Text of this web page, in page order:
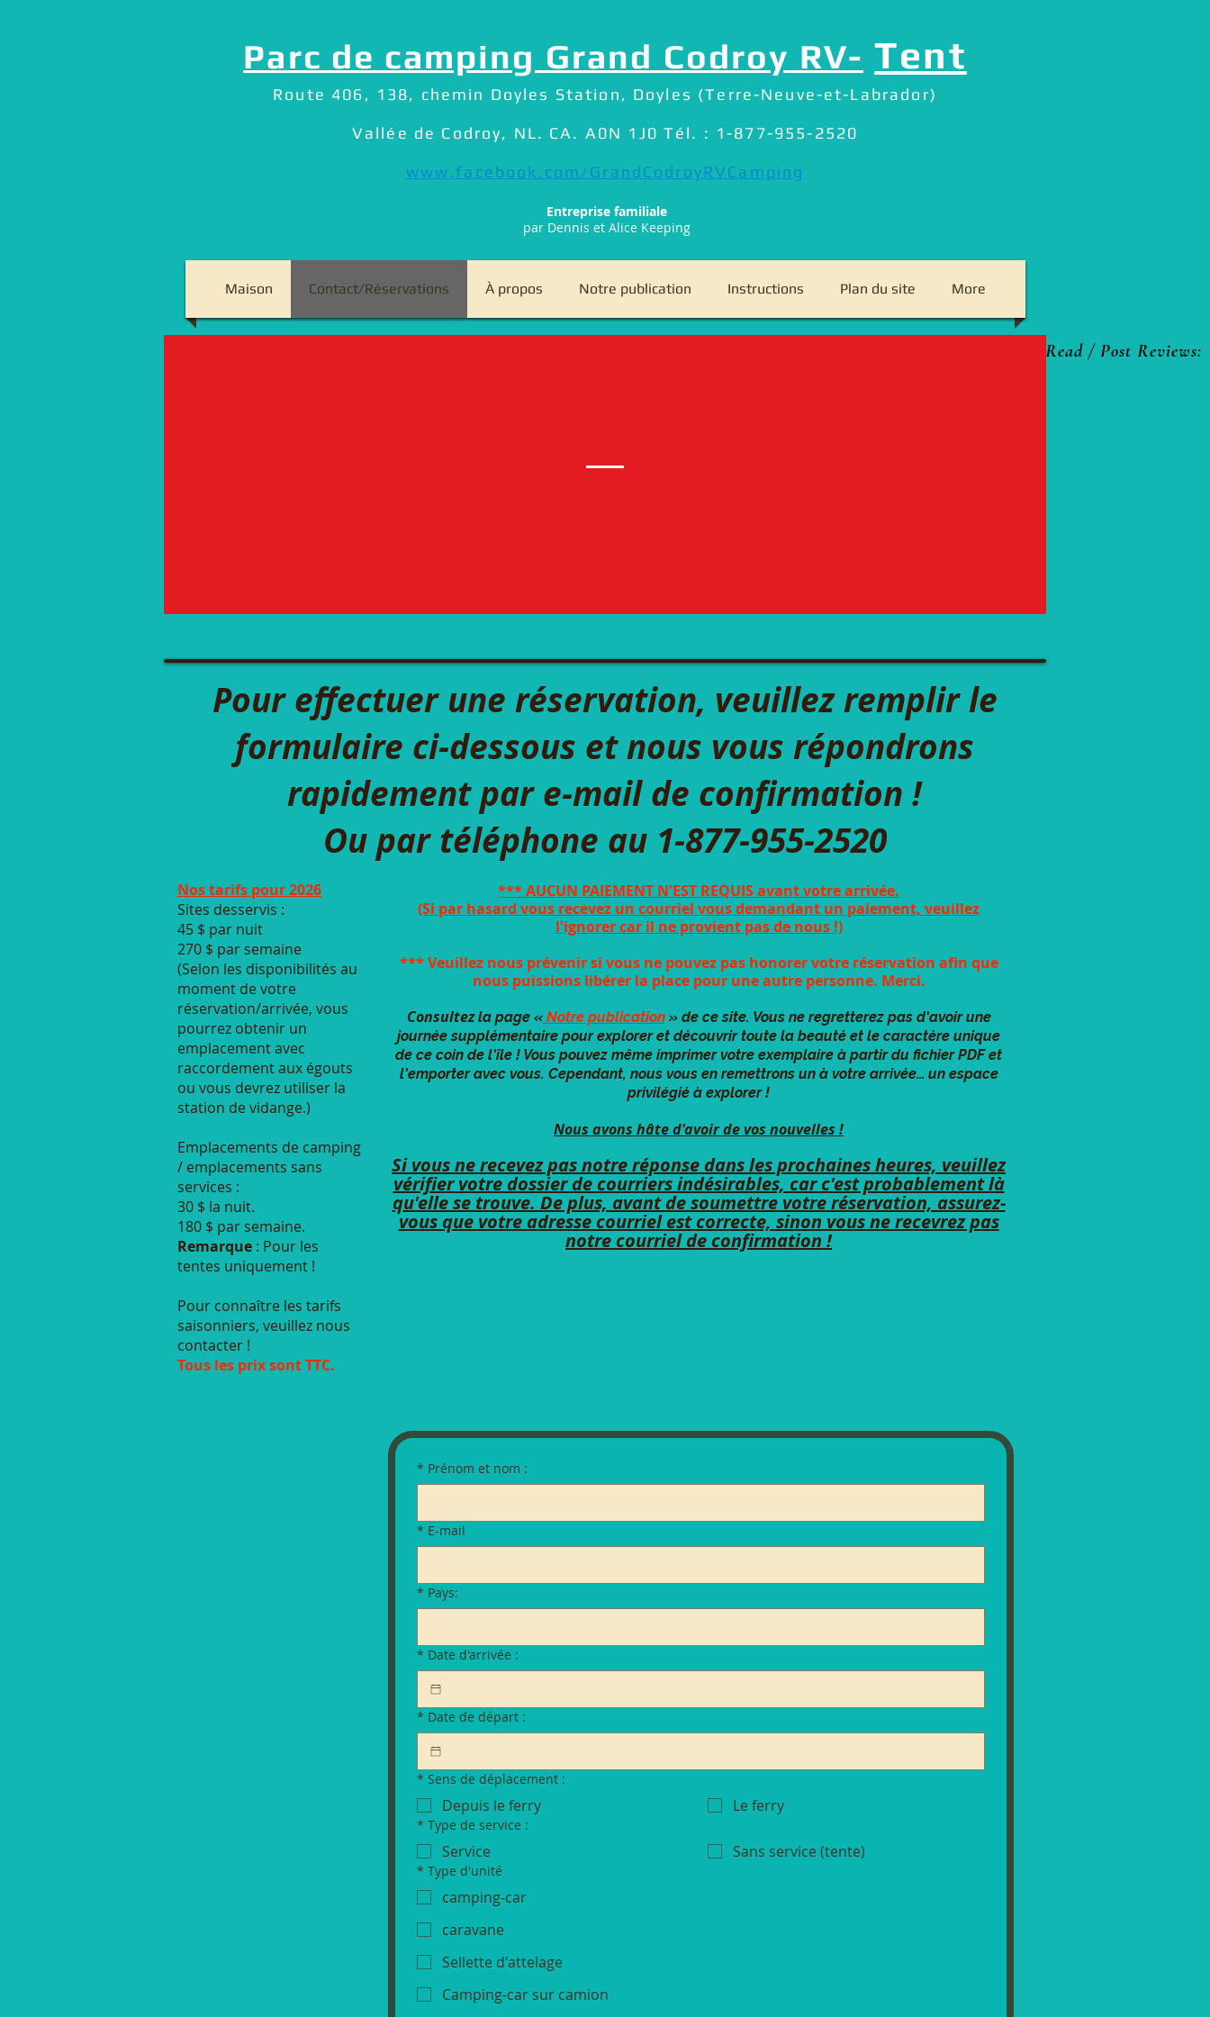
Parc de camping Grand Codroy RV- Tent
Route 406, 138, chemin Doyles Station, Doyles (Terre-Neuve-et-Labrador)
Vallée de Codroy, NL. CA. A0N 1J0 Tél. : 1-877-955-2520
www.facebook.com/GrandCodroyRVCamping
Entreprise familiale
par Dennis et Alice Keeping
Maison Contact/Réservations À propos Notre publication Instructions Plan du site More
We hope you can join us this summer to help us celebrate this
Read / Post Reviews:
Pour effectuer une réservation, veuillez remplir le
formulaire ci-dessous et nous vous répondrons
rapidement par e-mail de confirmation !
Ou par téléphone au 1-877-955-2520
Nos tarifs pour 2026
Sites desservis :
45 $ par nuit
270 $ par semaine
(Selon les disponibilités au
moment de votre
réservation/arrivée, vous
pourrez obtenir un
emplacement avec
raccordement aux égouts
ou vous devrez utiliser la
station de vidange.)
Emplacements de camping
/ emplacements sans
services :
30 $ la nuit.
180 $ par semaine.
Remarque : Pour les
tentes uniquement !
Pour connaître les tarifs
saisonniers, veuillez nous
contacter !
Tous les prix sont TTC.
*** AUCUN PAIEMENT N'EST REQUIS avant votre arrivée.
(Si par hasard vous recevez un courriel vous demandant un paiement, veuillez
l'ignorer car il ne provient pas de nous !)
*** Veuillez nous prévenir si vous ne pouvez pas honorer votre réservation afin que
nous puissions libérer la place pour une autre personne. Merci.
Consultez la page «Notre publication» de ce site. Vous ne regretterez pas d'avoir une
journée supplémentaire pour explorer et découvrir toute la beauté et le caractère unique
de ce coin de l'île ! Vous pouvez même imprimer votre exemplaire à partir du fichier PDF et
l'emporter avec vous. Cependant, nous vous en remettrons un à votre arrivée… un espace
privilégié à explorer !
Nous avons hâte d'avoir de vos nouvelles !
Si vous ne recevez pas notre réponse dans les prochaines heures, veuillez
vérifier votre dossier de courriers indésirables, car c'est probablement là
qu'elle se trouve. De plus, avant de soumettre votre réservation, assurez-
vous que votre adresse courriel est correcte, sinon vous ne recevrez pas
notre courriel de confirmation !
* Prénom et nom :
* E-mail
* Pays:
* Date d'arrivée :
* Date de départ :
* Sens de déplacement :
Depuis le ferry Le ferry
* Type de service :
Service Sans service (tente)
* Type d'unité
camping-car
caravane
Sellette d'attelage
Camping-car sur camion